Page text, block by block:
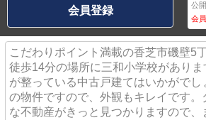
会員登録 公
会
こだわりポイント満載の香芝市磯壁5
徒歩14分の場所に三和小学校があり
が整っている中古戸建てはいかがでし
の物件ですので、外観もキレイです。
な不動産がきっと見つかりますので